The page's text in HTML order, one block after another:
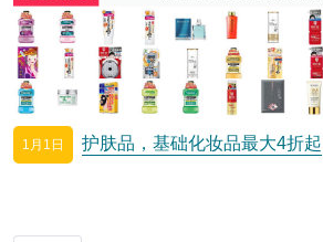
1月1日 护肤品，基础化妆品最大4折起